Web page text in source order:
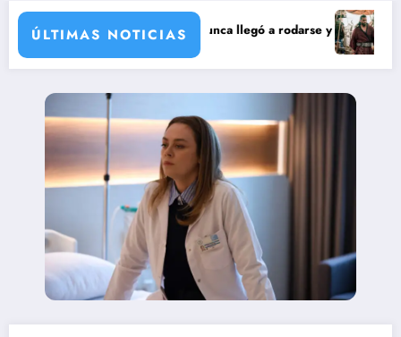
ÚLTIMAS NOTICIAS
de María Castro
Carmina Ordóñez que nunca llegó a rodarse y que convertía a
‘Sandokán’